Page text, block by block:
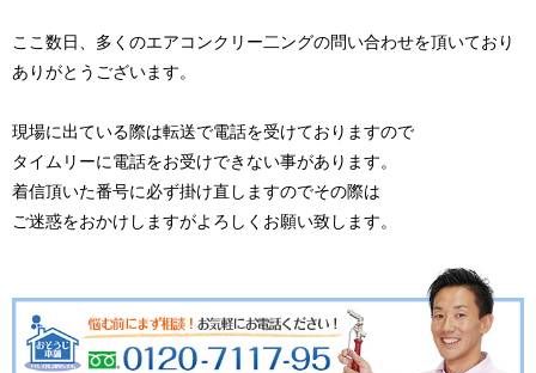
ここ数日、多くのエアコンクリー二ングの問い合わせを頂いており
ありがとうございます。
現場に出ている際は転送で電話を受けておりますので
タイムリーに電話をお受けできない事があります。
着信頂いた番号に必ず掛け直しますのでその際は
ご迷惑をおかけしますがよろしくお願い致します。